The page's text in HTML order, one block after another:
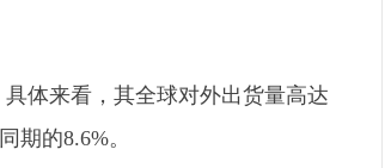
体来看，其全球对外出货量高达
期的8.6%。